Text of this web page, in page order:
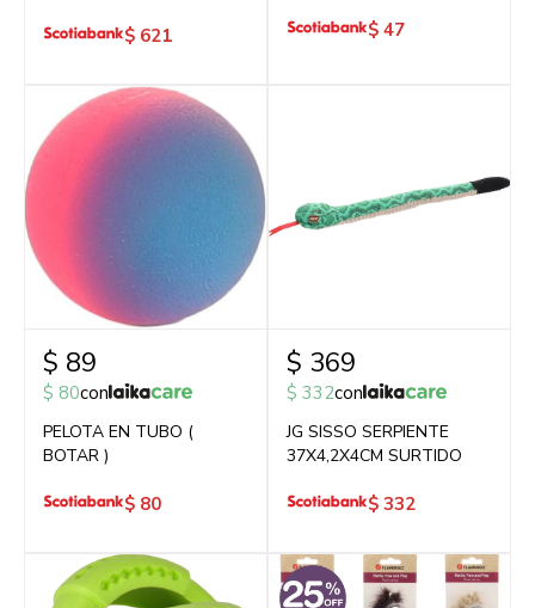
$ 621 $ 47
$ 89
$ 80con
PELOTA EN TUBO (
BOTAR )
$ 80
$ 369
$ 332con
JG SISSO SERPIENTE
37X4,2X4CM SURTIDO
$ 332